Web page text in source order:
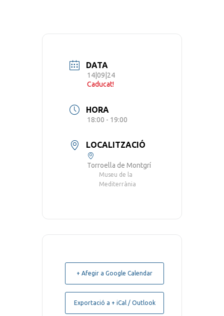
DATA
14|09|24
Caducat!
HORA
18:00 - 19:00
LOCALITZACIÓ
Torroella de Montgrí
Museu de la
Mediterrània
+ Afegir a Google Calendar
Exportació a + iCal / Outlook